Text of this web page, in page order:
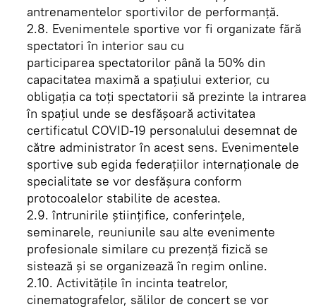
antrenamentelor sportivilor de performanţă.
2.8. Evenimentele sportive vor fi organizate fără
spectatori în interior sau cu
participarea spectatorilor până la 50% din
capacitatea maximă a spaţiului exterior, cu
obligaţia ca toţi spectatorii să prezinte la intrarea
în spaţiul unde se desfăşoară activitatea
certificatul COVID-19 personalului desemnat de
către administrator în acest sens. Evenimentele
sportive sub egida federaţiilor internaţionale de
specialitate se vor desfăşura conform
protocoalelor stabilite de acestea.
2.9. întrunirile ştiinţifice, conferinţele,
seminarele, reuniunile sau alte evenimente
profesionale similare cu prezenţă fizică se
sistează şi se organizează în regim online.
2.10. Activităţile în incinta teatrelor,
cinematografelor, sălilor de concert se vor